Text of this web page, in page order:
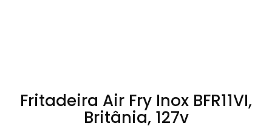
Fritadeira Air Fry Inox BFR11VI,
Britânia, 127v